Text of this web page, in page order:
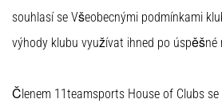
гол
и…
9. 6. 2025
souhlasí se Všeobecnými podmínkami
výhody klubu využívat ihned po úspěšné
Členem 11teamsports House of Clubs